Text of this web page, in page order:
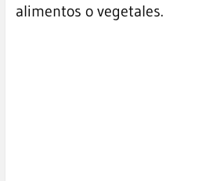
alimentos o vegetales.